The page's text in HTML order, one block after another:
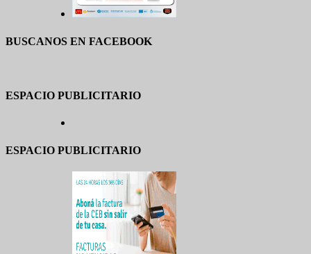
BUSCANOS EN FACEBOOK
ESPACIO PUBLICITARIO
ESPACIO PUBLICITARIO